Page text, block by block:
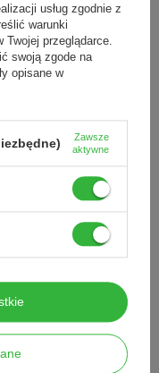
usług zgodnie z
warunki
przeglądarce.
swoją zgode na
opisane w
Zawsze
aktywne